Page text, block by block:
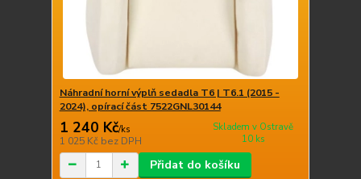
Náhradní horní výplň sedadla T6 | T6.1 (2015 -
2024), opírací část 7522GNL30144
1 240 Kč/ks
1 025 Kč bez DPH
Skladem v Ostravě
10 ks
Přidat do košíku